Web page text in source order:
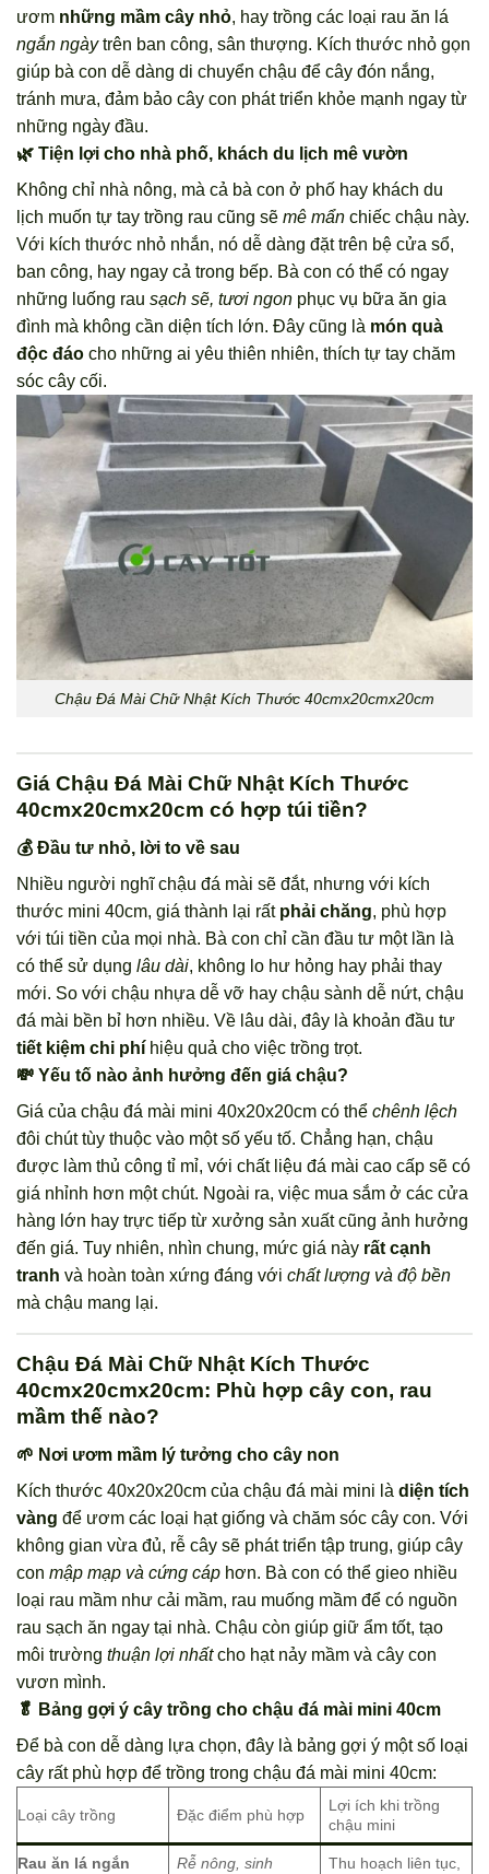
ươm những mầm cây nhỏ, hay trồng các loại rau ăn lá
ngắn ngàytrên ban công, sân thượng. Kích thước nhỏ gọn
giúp bà con dễ dàng di chuyển chậu để cây đón nắng,
tránh mưa, đảm bảo cây con phát triển khỏe mạnh ngay từ
những ngày đầu.
🌿 Tiện lợi cho nhà phố, khách du lịch mê vườn
Không chỉ nhà nông, mà cả bà con ở phố hay khách du
lịch muốn tự tay trồng rau cũng sẽ mê mẩn chiếc chậu này.
Với kích thước nhỏ nhắn, nó dễ dàng đặt trên bệ cửa sổ,
ban công, hay ngay cả trong bếp. Bà con có thể có ngay
những luống rau sạch sẽ, tươi ngon phục vụ bữa ăn gia
đình mà không cần diện tích lớn. Đây cũng là món quà
độc đáo cho những ai yêu thiên nhiên, thích tự tay chăm
sóc cây cối.
Chậu Đá Mài Chữ Nhật Kích Thước 40cmx20cmx20cm
Giá Chậu Đá Mài Chữ Nhật Kích Thước
40cmx20cmx20cm có hợp túi tiền?
💰 Đầu tư nhỏ, lời to về sau
Nhiều người nghĩ chậu đá mài sẽ đắt, nhưng với kích
thước mini 40cm, giá thành lại rất phải chăng, phù hợp
với túi tiền của mọi nhà. Bà con chỉ cần đầu tư một lần là
có thể sử dụng lâu dài, không lo hư hỏng hay phải thay
mới. So với chậu nhựa dễ vỡ hay chậu sành dễ nứt, chậu
đá mài bền bỉ hơn nhiều. Về lâu dài, đây là khoản đầu tư
tiết kiệm chi phí hiệu quả cho việc trồng trọt.
💸 Yếu tố nào ảnh hưởng đến giá chậu?
Giá của chậu đá mài mini 40x20x20cm có thể chênh lệch
đôi chút tùy thuộc vào một số yếu tố. Chẳng hạn, chậu
được làm thủ công tỉ mỉ, với chất liệu đá mài cao cấp sẽ có
giá nhỉnh hơn một chút. Ngoài ra, việc mua sắm ở các cửa
hàng lớn hay trực tiếp từ xưởng sản xuất cũng ảnh hưởng
đến giá. Tuy nhiên, nhìn chung, mức giá này rất cạnh
tranh và hoàn toàn xứng đáng với chất lượng và độ bền
mà chậu mang lại.
Chậu Đá Mài Chữ Nhật Kích Thước
40cmx20cmx20cm: Phù hợp cây con, rau
mầm thế nào?
🌱 Nơi ươm mầm lý tưởng cho cây non
Kích thước 40x20x20cm của chậu đá mài mini là diện tích
vàng để ươm các loại hạt giống và chăm sóc cây con. Với
không gian vừa đủ, rễ cây sẽ phát triển tập trung, giúp cây
con mập mạp và cứng cáp hơn. Bà con có thể gieo nhiều
loại rau mầm như cải mầm, rau muống mầm để có nguồn
rau sạch ăn ngay tại nhà. Chậu còn giúp giữ ẩm tốt, tạo
môi trường thuận lợi nhấtcho hạt nảy mầm và cây con
vươn mình.
🥬 Bảng gợi ý cây trồng cho chậu đá mài mini 40cm
Để bà con dễ dàng lựa chọn, đây là bảng gợi ý một số loại
cây rất phù hợp để trồng trong chậu đá mài mini 40cm:
Loại cây trồng Đặc điểm phù hợp
Lợi ích khi trồng
chậu mini
Rau ăn lá ngắn
Rễ nông, sinh
Thu hoạch liên tục,